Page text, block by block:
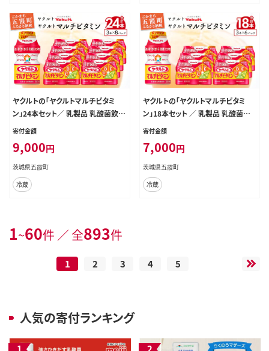
ヤクルトの「ヤクルトマルチビタミ
ン」24本セット／ 乳製品 乳酸菌飲料
乳酸菌 シロタ株 ヤクルトマルチビタ
ウム 食物繊維 茨城県 五霞町
寄付金額
9,000円
茨城県五霞町
冷蔵
ヤクルトの「ヤクルトマルチビタミ
ン」18本セット ／ 乳製品 乳酸菌飲
料 乳酸菌 シロタ株 ヤクルトマルチ
ルシウム 食物繊維 茨城県 五霞町
寄付金額
7,000円
茨城県五霞町
冷蔵
1~60件 ／ 全893件
1 2 3 4 5
人気の寄付ランキング